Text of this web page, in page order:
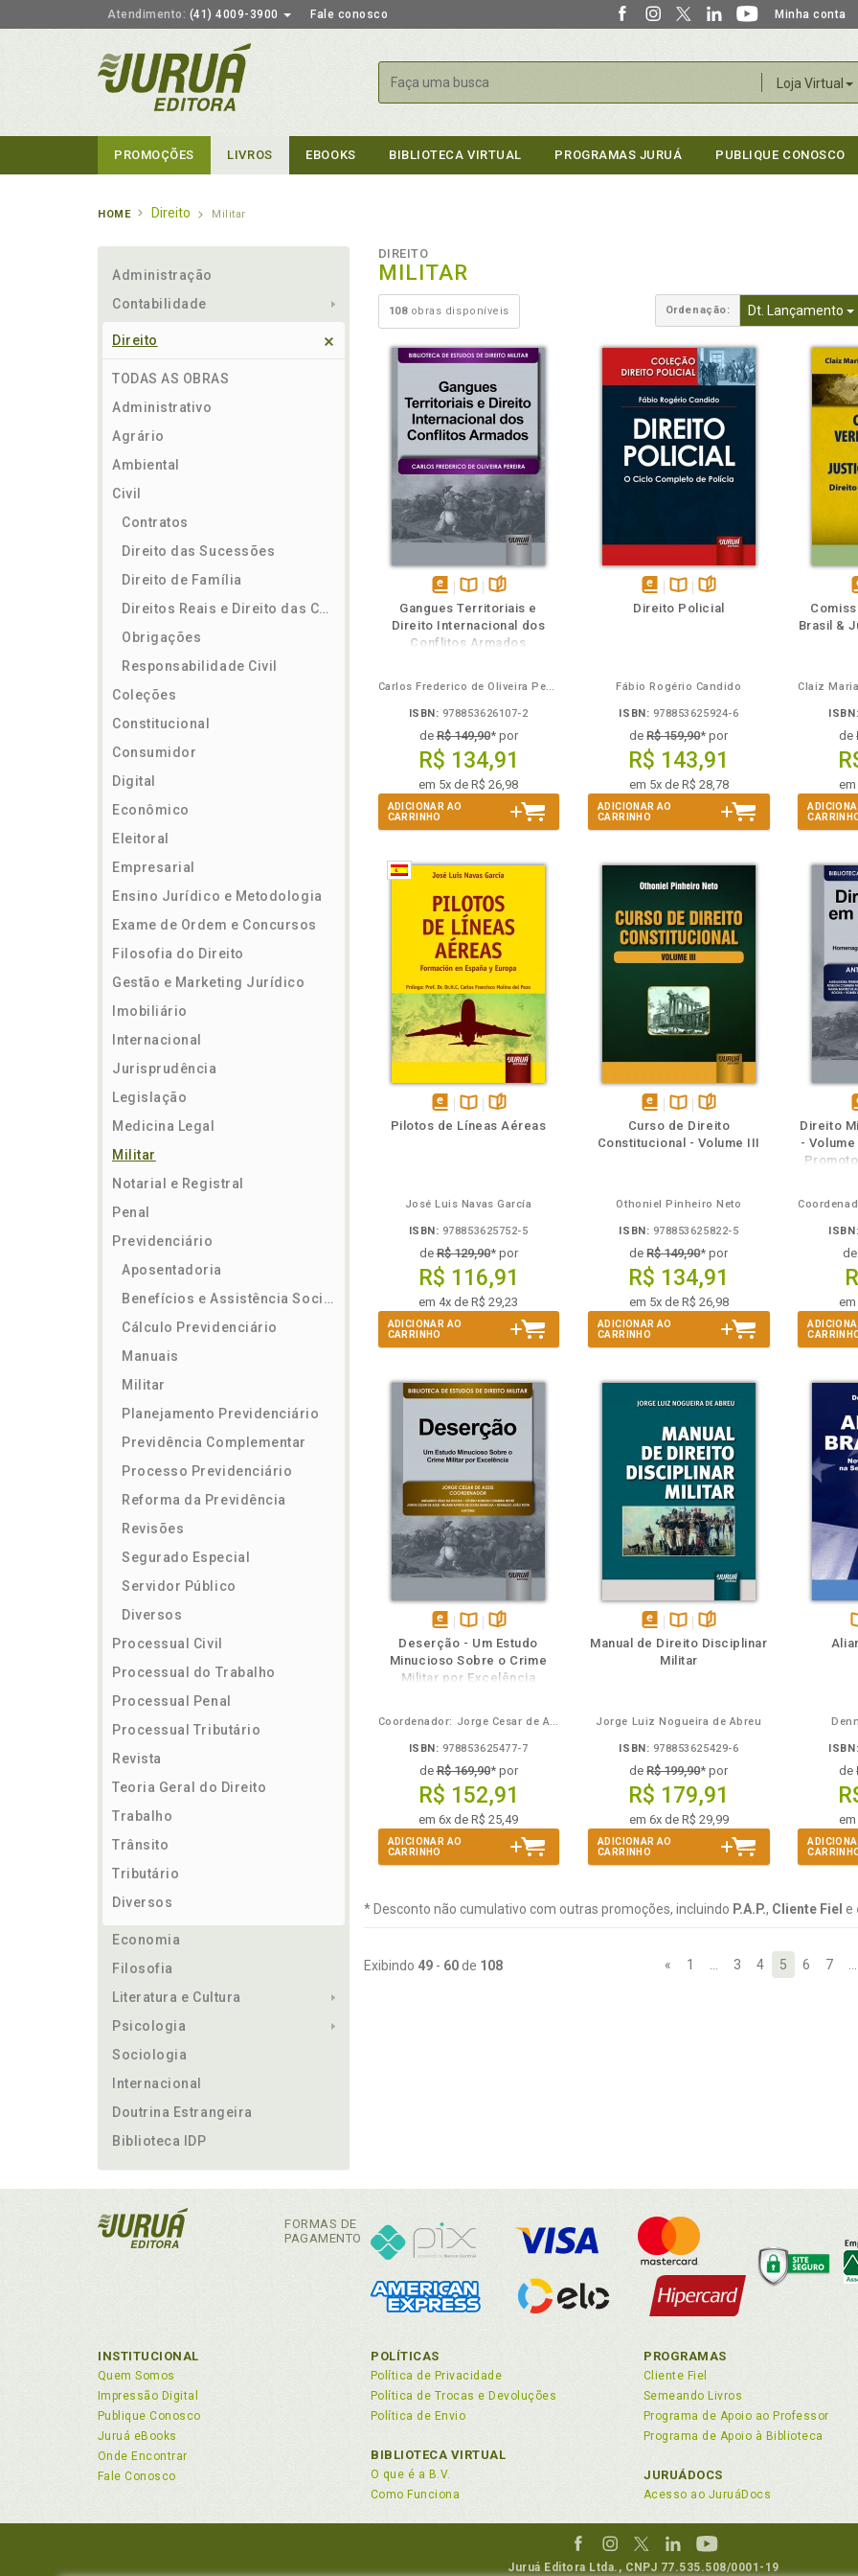
Atendimento: (41) 4009-3900 Fale conosco Minha conta
Loja Virtual
Buscar
PROMOÇÕES LIVROS EBOOKS BIBLIOTECA VIRTUAL PROGRAMAS JURUÁ PUBLIQUE CONOSCO
HOME Direito Militar
Administração
Contabilidade
Direito
TODAS AS OBRAS
Administrativo
Agrário
Ambiental
Civil
Contratos
Direito das Sucessões
Direito de Família
Direitos Reais e Direito das Coisas
Obrigações
Responsabilidade Civil
Coleções
Constitucional
Consumidor
Digital
Econômico
Eleitoral
Empresarial
Ensino Jurídico e Metodologia
Exame de Ordem e Concursos
Filosofia do Direito
Gestão e Marketing Jurídico
Imobiliário
Internacional
Jurisprudência
Legislação
Medicina Legal
Militar
Notarial e Registral
Penal
Previdenciário
Aposentadoria
Benefícios e Assistência Social
Cálculo Previdenciário
Manuais
Militar
Planejamento Previdenciário
Previdência Complementar
Processo Previdenciário
Reforma da Previdência
Revisões
Segurado Especial
Servidor Público
Diversos
Processual Civil
Processual do Trabalho
Processual Penal
Processual Tributário
Revista
Teoria Geral do Direito
Trabalho
Trânsito
Tributário
Diversos
Economia
Filosofia
Literatura e Cultura
Psicologia
Sociologia
Internacional
Doutrina Estrangeira
Biblioteca IDP
DIREITO
MILITAR
108obras disponíveis Ordenação: Dt. Lançamento
disponível
em
eBook
Disponível
na
B.V.
páginas
Gangues Territoriais e
Direito Internacional dos
Conflitos Armados
Carlos Frederico de Oliveira Pereira
ISBN: 978853626107-2
deR$ 149,90* por
R$ 134,91
em 5x de R$ 26,98
ADICIONAR AO
CARRINHO
Também
disponível
Também
Disponível
Folheie
páginas
Direito Policial
Fábio Rogério Candido
ISBN: 978853625924-6
deR$ 159,90* por
R$ 143,91
em 5x de R$ 28,78
ADICIONAR AO
CARRINHO
TambémFolheie
Brasil &
ISBN:
de
TambémFolheie
disponívelDisponível
páginas
Pilotos de Líneas Aéreas
José Luis Navas García
ISBN: 978853625752-5
deR$ 129,90* por
R$ 116,91
em 4x de R$ 29,23
ADICIONAR AO
CARRINHO
Também
disponível
em
Também
Disponível
na
páginas
Curso de Direito
Constitucional - Volume III
Othoniel Pinheiro Neto
ISBN: 978853625822-5
deR$ 149,90* por
R$ 134,91
em 5x de R$ 26,98
ADICIONAR AO
CARRINHO
TambémFolheie
Direito
-
ISBN:
FolheieVeja o
disponível
em
eBook
Disponível
na
B.V.
páginas
Deserção - Um Estudo
Minucioso Sobre o Crime
Militar por Excelência
Coordenador: Jorge Cesar de Assis
ISBN: 978853625477-7
deR$ 169,90* por
R$ 152,91
em 6x de R$ 25,49
ADICIONAR AO
CARRINHO
Também
disponível
Também
Disponível
na
páginas
Manual de Direito Disciplinar
Militar
Jorge Luiz Nogueira de Abreu
ISBN: 978853625429-6
deR$ 199,90* por
R$ 179,91
em 6x de R$ 29,99
ADICIONAR AO
CARRINHO
Veja o
ISBN:
de
TambémFolheie
* Desconto não cumulativo com outras promoções, incluindo P.A.P., Cliente Fiel e
Exibindo 49- 60de 108 « 1 3 4 5 6 7
FORMAS DE
PAGAMENTO
INSTITUCIONAL
Quem Somos
Impressão Digital
Publique Conosco
Juruá eBooks
Onde Encontrar
Fale Conosco
POLÍTICAS
Política de Privacidade
Política de Trocas e Devoluções
Política de Envio
BIBLIOTECA VIRTUAL
O que é a B.V.
Como Funciona
PROGRAMAS
Cliente Fiel
Semeando Livros
Programa de Apoio ao Professor
Programa de Apoio à Biblioteca
JURUÁDOCS
Acesso ao JuruáDocs
Juruá Editora Ltda., CNPJ 77.535.508/0001-19